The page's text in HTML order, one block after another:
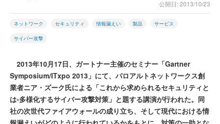
公開日: 2013/10/23
ネットワーク セキュリティ 情報漏えい 製品 サービス
サイバー攻撃
2013年10月17日、ガートナー主催のセミナー「Gartner
Symposium/ITxpo 2013」にて、パロアルトネットワークス創
業者ニア・ズーク氏による「これから求められるセキュリティと
は-多様化するサイバー攻撃対策」と題する講演が行われた。同
社の次世代ファイアウォールの成り立ち、そして現代における情